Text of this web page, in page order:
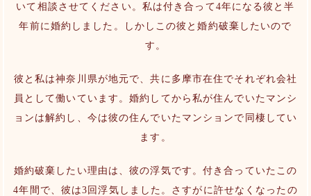
いて相談させてください。私は付き合って4年になる彼と半
年前に婚約しました。しかしこの彼と婚約破棄したいので
す。
彼と私は神奈川県が地元で、共に多摩市在住でそれぞれ会社
員として働いています。婚約してから私が住んでいたマンシ
ョンは解約し、今は彼の住んでいたマンションで同棲してい
ます。
婚約破棄したい理由は、彼の浮気です。付き合っていたこの
4年間で、彼は3回浮気しました。さすがに許せなくなったの